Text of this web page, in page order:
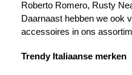
Roberto Romero, Rusty
Daarnaast hebben we ook
accessoires in ons
Trendy Italiaanse merken